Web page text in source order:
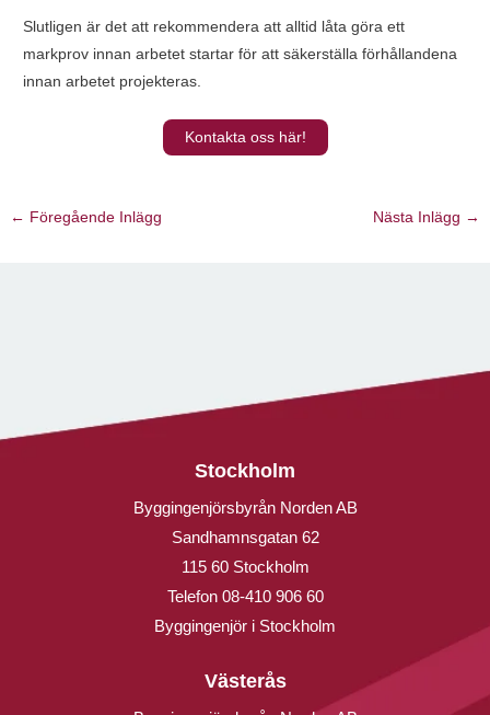
Slutligen är det att rekommendera att alltid låta göra ett
markprov innan arbetet startar för att säkerställa förhållandena
innan arbetet projekteras.
Kontakta oss här!
← Föregående Inlägg Nästa Inlägg →
Stockholm
Byggingenjörsbyrån Norden AB
Sandhamnsgatan 62
115 60 Stockholm
Telefon 08-410 906 60
Byggingenjör i Stockholm
Västerås